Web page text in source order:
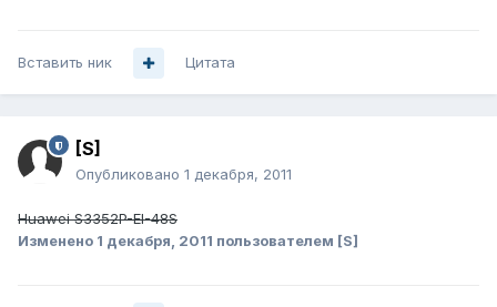
Вставить ник Цитата
[S]
Опубликовано 1 декабря, 2011
Huawei S3352P-EI-48S
Изменено 1 декабря, 2011 пользователем [S]